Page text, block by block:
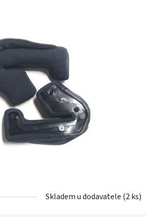
Skladem u dodavatele (2 ks)